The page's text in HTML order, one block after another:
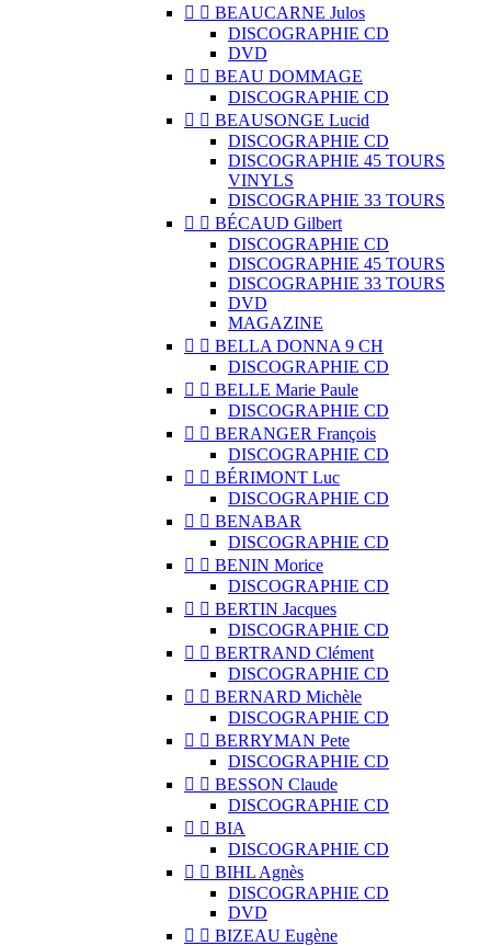
  BEAUCARNE Julos
DISCOGRAPHIE CD
DVD
  BEAU DOMMAGE
DISCOGRAPHIE CD
  BEAUSONGE Lucid
DISCOGRAPHIE CD
DISCOGRAPHIE 45 TOURS
VINYLS
DISCOGRAPHIE 33 TOURS
  BÉCAUD Gilbert
DISCOGRAPHIE CD
DISCOGRAPHIE 45 TOURS
DISCOGRAPHIE 33 TOURS
DVD
MAGAZINE
  BELLA DONNA 9 CH
DISCOGRAPHIE CD
  BELLE Marie Paule
DISCOGRAPHIE CD
  BERANGER François
DISCOGRAPHIE CD
  BÉRIMONT Luc
DISCOGRAPHIE CD
  BENABAR
DISCOGRAPHIE CD
  BENIN Morice
DISCOGRAPHIE CD
  BERTIN Jacques
DISCOGRAPHIE CD
  BERTRAND Clément
DISCOGRAPHIE CD
  BERNARD Michèle
DISCOGRAPHIE CD
  BERRYMAN Pete
DISCOGRAPHIE CD
  BESSON Claude
DISCOGRAPHIE CD
  BIA
DISCOGRAPHIE CD
  BIHL Agnès
DISCOGRAPHIE CD
DVD
  BIZEAU Eugène